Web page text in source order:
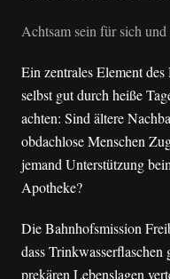
Achtsam sein für sich
Ein zentrales Element
selbst gut durch heiße
achten: Sind ältere
obdachlose Menschen
jemand Unterstützung
Apotheke?
Die Bahnhofsmission
dass
prekären Lebenslagen